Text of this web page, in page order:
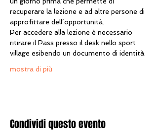
recuperare la lezione e ad altre persone di
approfittare dell’opportunità.
Per accedere alla lezione è necessario
ritirare il Pass presso il desk nello sport
village esibendo un documento di identità.
mostra di più
Condividi questo evento